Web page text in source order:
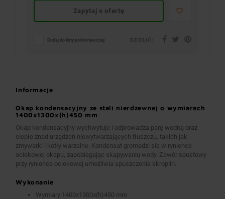
Zapytaj o ofertę
Dodaj do listy porównawczej
Informacje
Okap kondensacyjny ze stali nierdzewnej o wymiarach
1400x1300x(h)450 mm
Okap kondensacyjny wychwytuje i odprowadza parę wodną oraz
ciepło znad urządzeń niewytwarzających tłuszczu, takich jak
zmywarki i kotły warzelne. Kondensat gromadzi się w rynience
ociekowej okapu, zapobiegając skapywaniu wody. Zawór spustowy
przy rynience ociekowej umożliwia spuszczenie skroplin.
Wykonanie
Wymiary 1400x1300x(h)450 mm